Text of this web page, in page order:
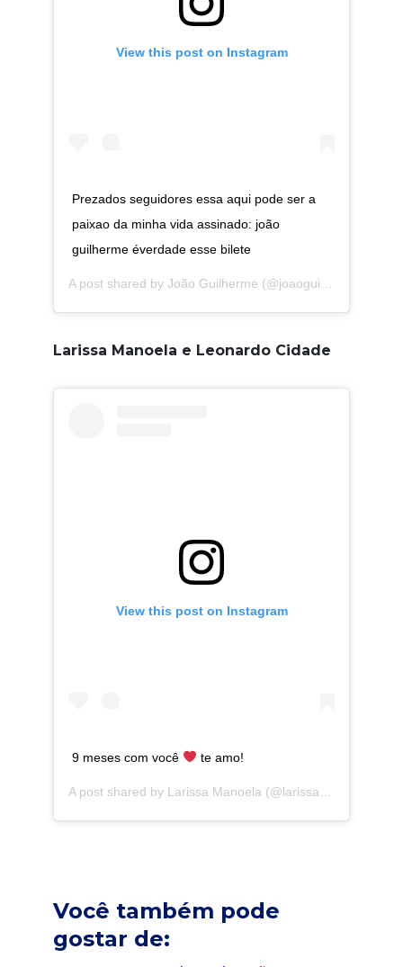
View this post on Instagram
Prezados seguidores essa aqui pode ser a
paixao da minha vida assinado: joão
guilherme éverdade esse bilete
A post shared by João Guilherme (@joaoguilherme) on
Larissa Manoela e Leonardo Cidade
View this post on Instagram
9 meses com você te amo!
A post shared by Larissa Manoela (@larissamanoela) on
Você também pode
gostar de: